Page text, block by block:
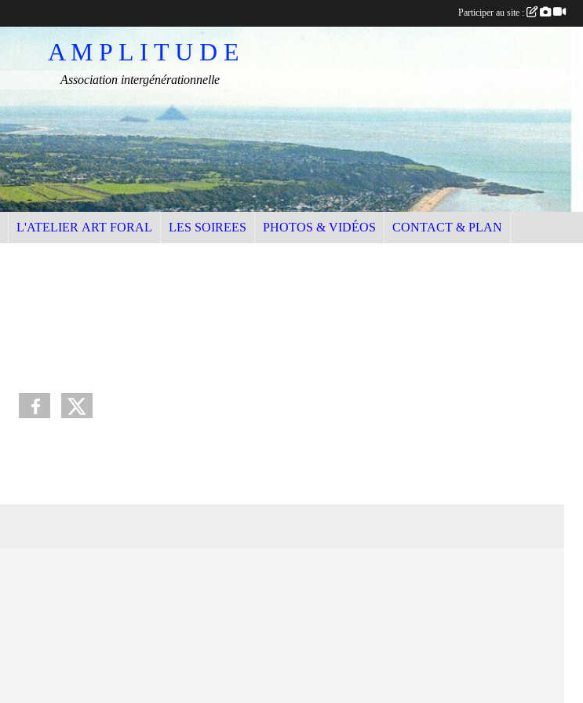
A M P L I T U D E
Association intergénérationnelle
L'ATELIER ART FORAL LES SOIREES PHOTOS & VIDÉOS CONTACT & PLAN
Participer au site :